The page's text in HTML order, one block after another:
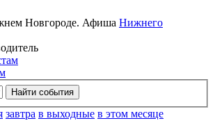
Новгороде. Афиша Нижнего
завтра в выходные в этом месяце